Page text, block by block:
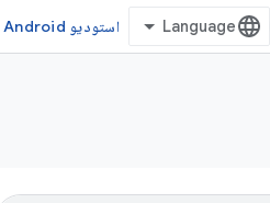
استوديو Android